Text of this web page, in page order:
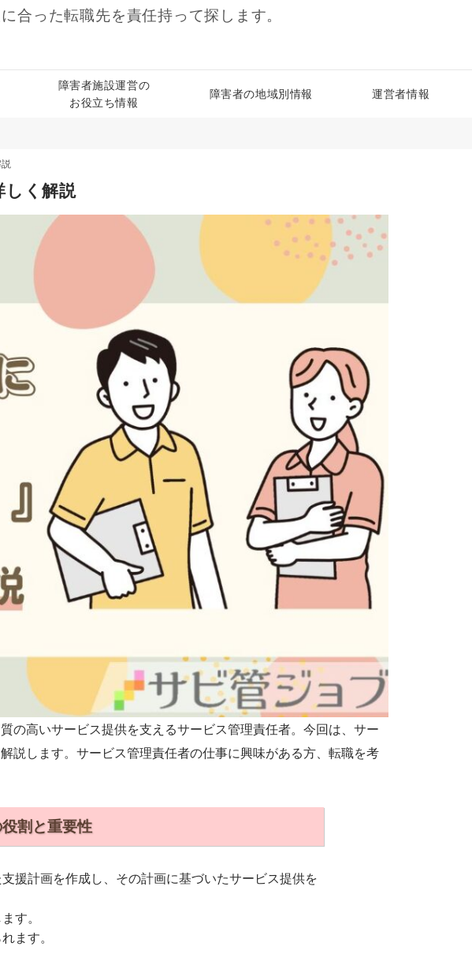
合った転職先を責任持って探します。
障害者施設運営の
お役立ち情報
障害者の地域別情報 運営者情報
しく解説
の高いサービス提供を支えるサービス管理責任者。今回は、サー
説します。サービス管理責任者の仕事に興味がある方、転職を考
割と重要性
援計画を作成し、その計画に基づいたサービス提供を
す。
ます。